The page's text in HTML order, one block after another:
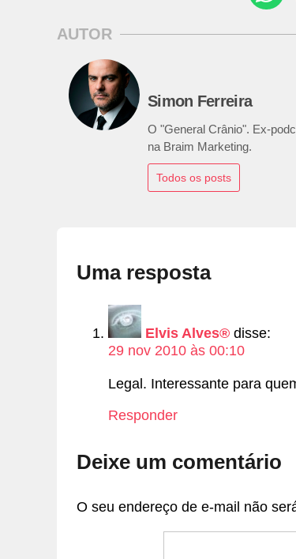
AUTOR
Simon Ferreira
O "General Crânio". Ex-
na Braim Marketing.
Todos os posts
Uma resposta
Elvis Alves® disse:
29 nov 2010 às 00:10
Legal. Interessante para
Responder
Deixe um comentário
O seu endereço de e-mail não